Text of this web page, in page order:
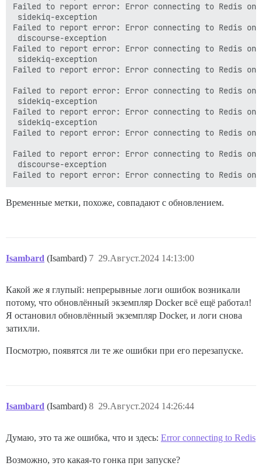
Failed to report error: Error connecting to Redis on
sidekiq-exception
Failed to report error: Error connecting to Redis on
discourse-exception
Failed to report error: Error connecting to Redis on
sidekiq-exception
Failed to report error: Error connecting to Redis on
Failed to report error: Error connecting to Redis on
sidekiq-exception
Failed to report error: Error connecting to Redis on
sidekiq-exception
Failed to report error: Error connecting to Redis on
Failed to report error: Error connecting to Redis on
discourse-exception
Временные метки, похоже, совпадают с обновлением.
Isambard (Isambard) 29.Август.2024 14:13:00
7
Какой же я глупый: непрерывные логи ошибок возникали
потому, что обновлённый экземпляр Docker всё ещё работал!
Я остановил обновлённый экземпляр Docker, и логи снова
затихли.
Посмотрю, появятся ли те же ошибки при его перезапуске.
Isambard (Isambard) 29.Август.2024 14:26:44
8
Думаю, это та же ошибка, что и здесь: Error connecting to Redis
Возможно, это какая-то гонка при запуске?